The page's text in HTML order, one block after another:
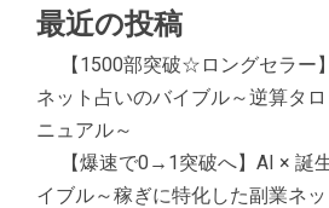
最近の投稿
【1500部突破☆ロングセラー
ネット占いのバイブル～逆算タ
ニュアル～
【爆速で0→1突破へ】AI × 誕
イブル～稼ぎに特化した副業ネ